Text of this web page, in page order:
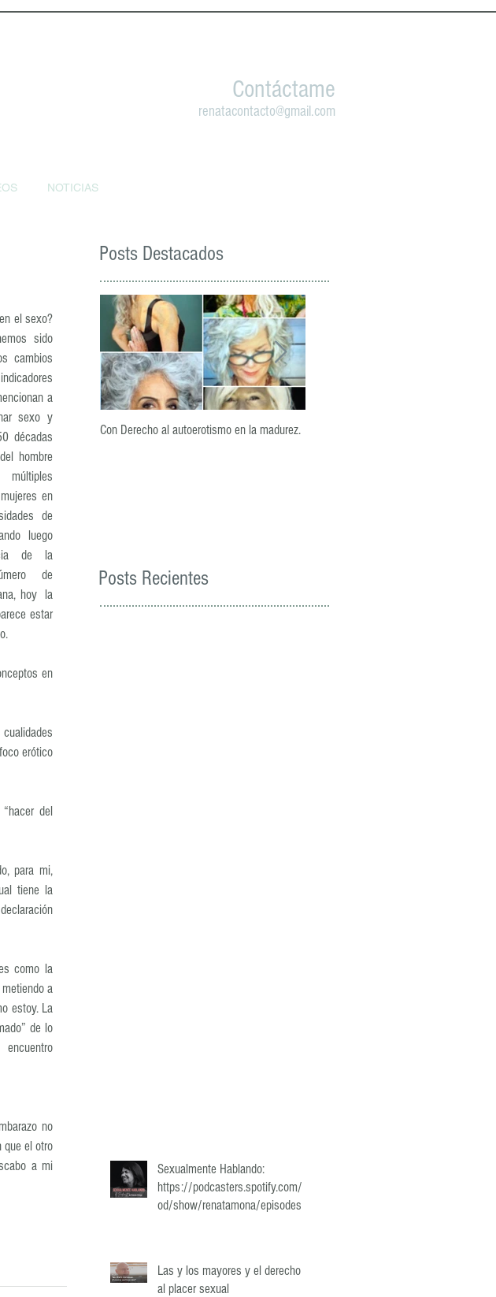
Contáctame
renatacontacto@gmail.com
NOTICIAS
el sexo?
sido
cambios
a
sexo y
décadas
hombre
en
de
luego
de la
de
hoy  la
estar
en
erótico
del
para mi,
tiene la
como la
a
estoy. La
de lo
no
que el otro
a mi
Posts Destacados
Con Derecho al autoerotismo en la madurez.
Posts Recientes
Sexualmente Hablando:
https://podcasters.spotify.com/p
od/show/renatamona/episodes/
Las y los mayores y el derecho
al placer sexual